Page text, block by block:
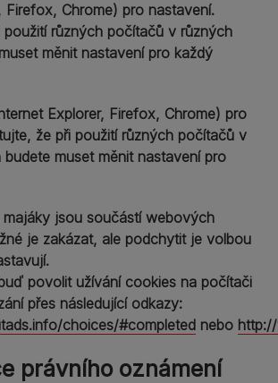
Firefox, Chrome) pro nastavení.
použití různých počítačů v různých
měnit nastavení pro každý
Explorer, Firefox, Chrome) pro
že při použití různých počítačů v
muset měnit nastavení pro
jsou součástí webových
je zakázat, ale podchytit je volbou
povolit užívání cookies na počítači
přes následující odkazy:
choices/#completed nebo
právního oznámení